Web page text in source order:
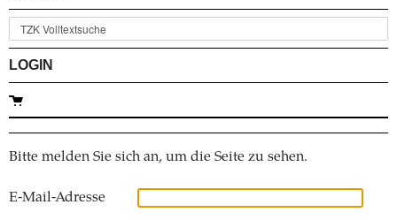
LOGIN
Bitte melden Sie sich an, um die Seite zu sehen.
E-Mail-Adresse